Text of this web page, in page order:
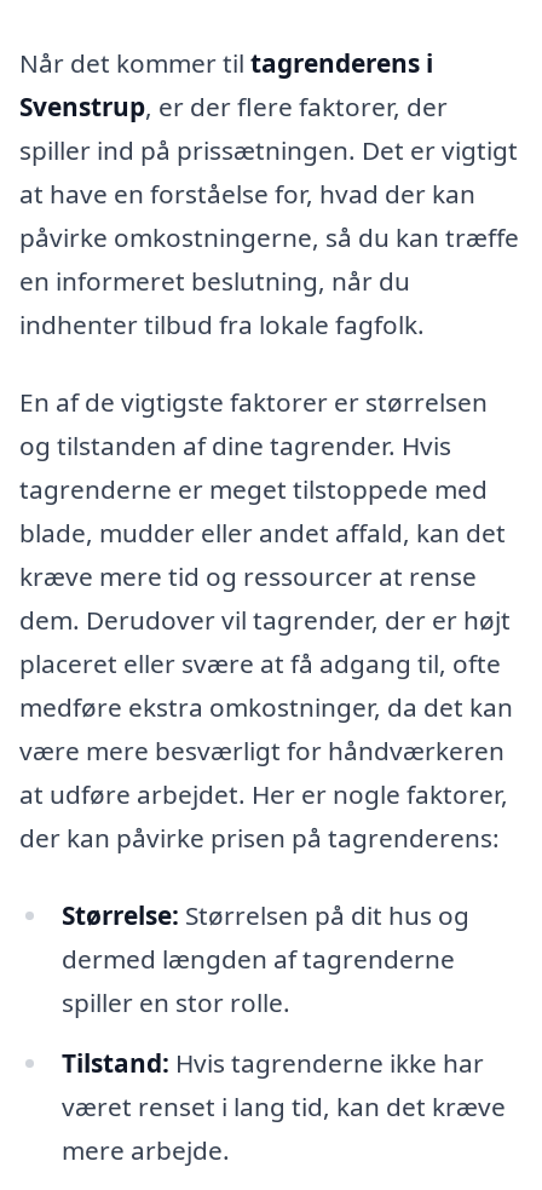
Når det kommer til tagrenderens i
Svenstrup, er der flere faktorer, der
spiller ind på prissætningen. Det er vigtigt
at have en forståelse for, hvad der kan
påvirke omkostningerne, så du kan træffe
en informeret beslutning, når du
indhenter tilbud fra lokale fagfolk.
En af de vigtigste faktorer er størrelsen
og tilstanden af dine tagrender. Hvis
tagrenderne er meget tilstoppede med
blade, mudder eller andet affald, kan det
kræve mere tid og ressourcer at rense
dem. Derudover vil tagrender, der er højt
placeret eller svære at få adgang til, ofte
medføre ekstra omkostninger, da det kan
være mere besværligt for håndværkeren
at udføre arbejdet. Her er nogle faktorer,
der kan påvirke prisen på tagrenderens:
Størrelse: Størrelsen på dit hus og
dermed længden af tagrenderne
spiller en stor rolle.
Tilstand: Hvis tagrenderne ikke har
været renset i lang tid, kan det kræve
mere arbejde.